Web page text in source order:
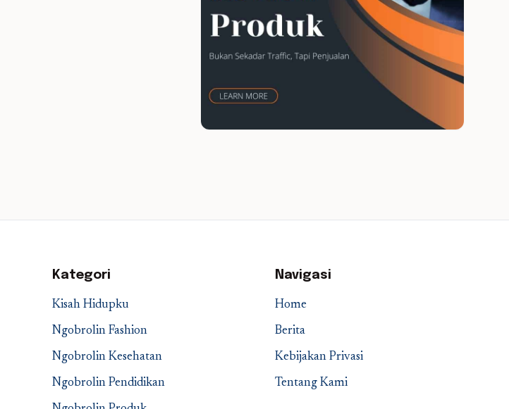
Kategori
Kisah Hidupku
Ngobrolin Fashion
Ngobrolin Kesehatan
Ngobrolin Pendidikan
Navigasi
Home
Berita
Kebijakan Privasi
Tentang Kami